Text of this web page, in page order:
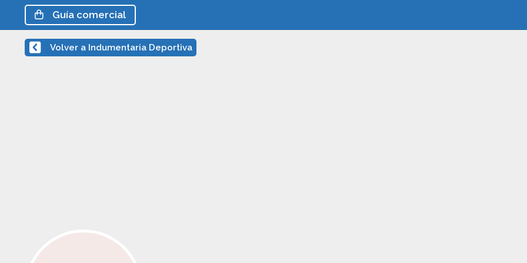
Guía comercial
Volver a Indumentaria Deportiva